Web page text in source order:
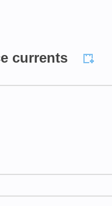
currents